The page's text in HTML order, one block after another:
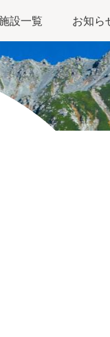
設一覧 お知ら